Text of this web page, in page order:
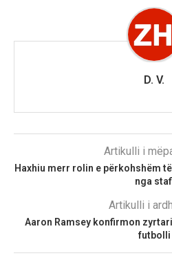
D. V.
Artikulli i
Haxhiu merr rolin e përkohshëm
nga
Artikulli i
Aaron Ramsey konfirmon
futbolli